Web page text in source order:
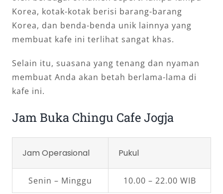
Korea, kotak-kotak berisi barang-barang
Korea, dan benda-benda unik lainnya yang
membuat kafe ini terlihat sangat khas.
Selain itu, suasana yang tenang dan nyaman
membuat Anda akan betah berlama-lama di
kafe ini.
Jam Buka Chingu Cafe Jogja
Jam Operasional Pukul
Senin – Minggu 10.00 – 22.00 WIB